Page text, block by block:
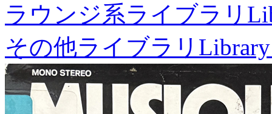
ラウンジ系ライブラリ
その他ライブラリ